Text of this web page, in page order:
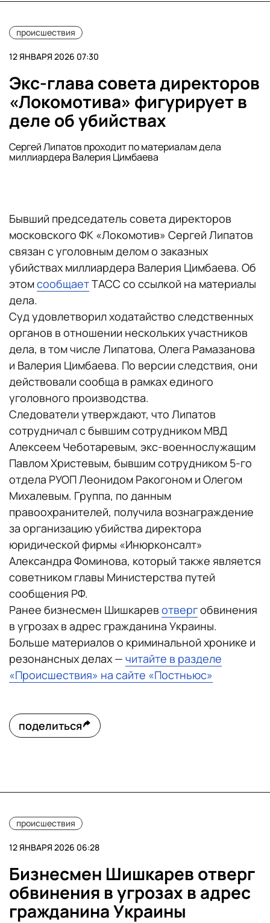
происшествия
12 ЯНВАРЯ 2026 07:30
Экс-глава совета директоров
«Локомотива» фигурирует в
деле об убийствах
Сергей Липатов проходит по материалам дела
миллиардера Валерия Цимбаева
Бывший председатель совета директоров
московского ФК «Локомотив» Сергей Липатов
связан с уголовным делом о заказных
убийствах миллиардера Валерия Цимбаева. Об
этомсообщаетТАСС со ссылкой на материалы
дела.
Суд удовлетворил ходатайство следственных
органов в отношении нескольких участников
дела, в том числе Липатова, Олега Рамазанова
и Валерия Цимбаева. По версии следствия, они
действовали сообща в рамках единого
уголовного производства.
Следователи утверждают, что Липатов
сотрудничал с бывшим сотрудником МВД
Алексеем Чеботаревым, экс-военнослужащим
Павлом Христевым, бывшим сотрудником 5-го
отдела РУОП Леонидом Ракогоном и Олегом
Михалевым. Группа, по данным
правоохранителей, получила вознаграждение
за организацию убийства директора
юридической фирмы «Инюрконсалт»
Александра Фоминова, который также является
советником главы Министерства путей
сообщения РФ.
Ранее бизнесмен Шишкарев отвергобвинения
в угрозах в адрес гражданина Украины.
Больше материалов о криминальной хронике и
резонансных делах — читайте в разделе
«Происшествия» на сайте «Постньюс»
поделиться
происшествия
12 ЯНВАРЯ 2026 06:28
Бизнесмен Шишкарев отверг
обвинения в угрозах в адрес
гражданина Украины